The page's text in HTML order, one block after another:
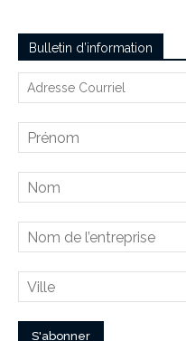
Bulletin d’information